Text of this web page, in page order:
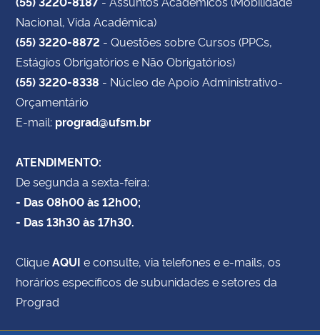
Nacional, Vida Acadêmica)
(55) 3220-8872 - Questões sobre Cursos (PPCs,
Estágios Obrigatórios e Não Obrigatórios)
(55) 3220-8338 - Núcleo de Apoio Administrativo-
Orçamentário
E-mail: prograd@ufsm.br
ATENDIMENTO:
De segunda a sexta-feira:
- Das 08h00 às 12h00;
- Das 13h30 às 17h30.
CliqueAQUI e consulte, via telefones e e-mails, os
horários específicos de subunidades e setores da
Prograd